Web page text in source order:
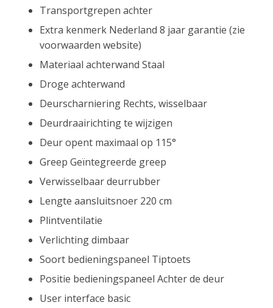
Transportgrepen achter
Extra kenmerk Nederland 8 jaar garantie (zie
voorwaarden website)
Materiaal achterwand Staal
Droge achterwand
Deurscharniering Rechts, wisselbaar
Deurdraairichting te wijzigen
Deur opent maximaal op 115°
Greep Geïntegreerde greep
Verwisselbaar deurrubber
Lengte aansluitsnoer 220 cm
Plintventilatie
Verlichting dimbaar
Soort bedieningspaneel Tiptoets
Positie bedieningspaneel Achter de deur
User interface basic